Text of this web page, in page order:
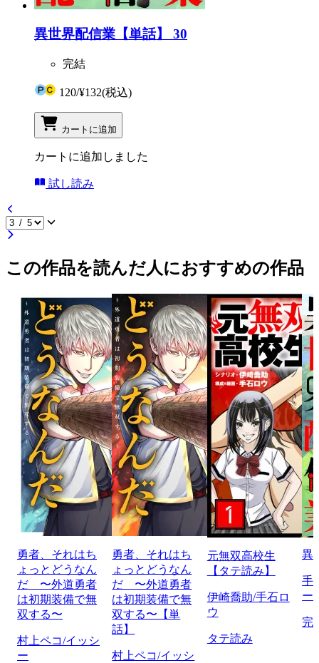
異世界配信業【単話】 30
完結
120/¥132(税込)
カートに追加
カートに追加しました
試し読み
この作品を読んだ人におすすめの作品
勇者、それはち
ょっとどうなん
だ 〜外道勇者
は初期装備で無
双する〜
村上ペコ/イッシ
ー
勇者、それはち
ょっとどうなん
だ 〜外道勇者
は初期装備で無
双する〜【単
話】
村上ペコ/イッシ
元無双高校生
【タテ読み】
伊崎喬助/手石ロ
ウ
タテ読み
異
手
ー
完